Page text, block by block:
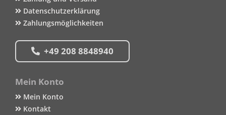
Datenschutzerklärung
Zahlungsmöglichkeiten
+49 208 8848940
Mein Konto
Mein Konto
Kontakt